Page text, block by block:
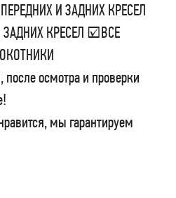
И ЗАДНИХ КРЕСЕЛ
КРЕСЕЛ ☑ВСЕ
осмотра и проверки
мы гарантируем